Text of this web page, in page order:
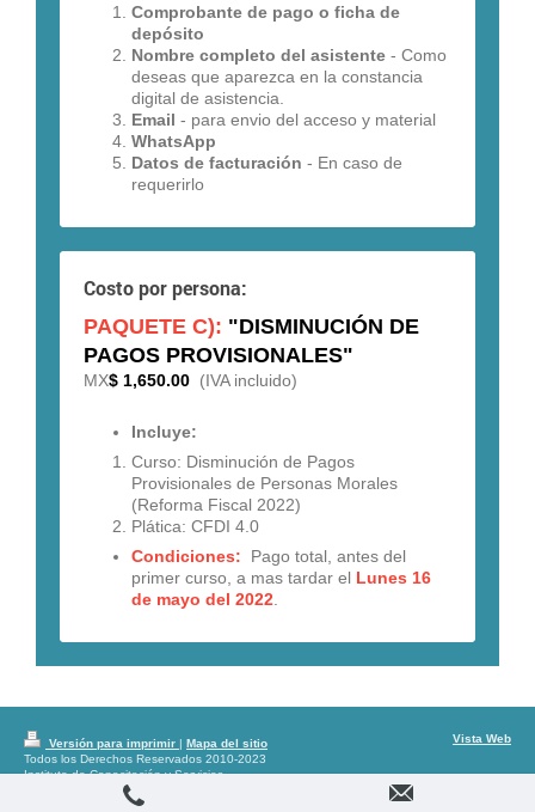
Comprobante de pago o ficha de
depósito
Nombre completo del asistente - Como
deseas que aparezca en la constancia
digital de asistencia.
Email - para envio del acceso y material
WhatsApp
Datos de facturación - En caso de
requerirlo
Costo por persona:
PAQUETE C): "DISMINUCIÓN DE
PAGOS PROVISIONALES"
MX$ 1,650.00 (IVA incluido)
Incluye:
Curso: Disminución de Pagos
Provisionales de Personas Morales
(Reforma Fiscal 2022)
Plática: CFDI 4.0
Condiciones:
Pago total, antes del
primer curso, a mas tardar el Lunes 16
de mayo del 2022
Versión para imprimir | Mapa del sitio
Todos los Derechos Reservados 2010-2023
Instituto de Capacitación y Servicios
Empresariales, S.C. Mexicali, Baja California;
Vista Web